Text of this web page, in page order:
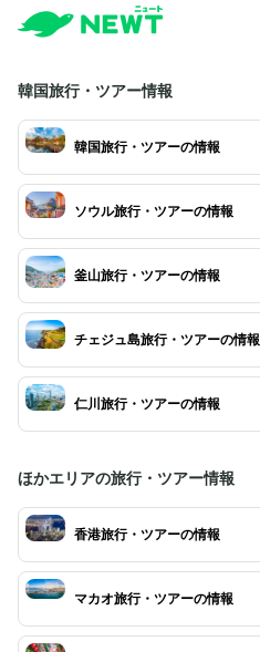
韓国旅行・ツアー情報
韓国旅行・ツアーの情報
ソウル旅行・ツアーの情報
釜山旅行・ツアーの情報
チェジュ島旅行・ツアーの情報
仁川旅行・ツアーの情報
ほかエリアの旅行・ツアー情報
香港旅行・ツアーの情報
マカオ旅行・ツアーの情報